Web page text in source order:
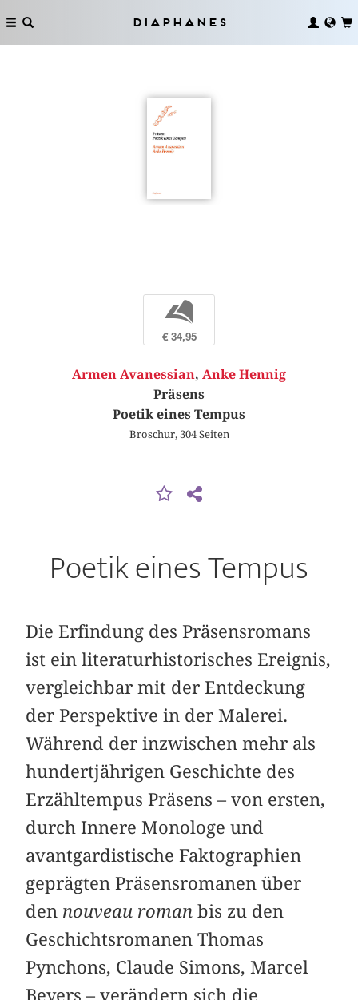
Diaphanes
b
€ 34,95
Armen Avanessian, Anke Hennig
Präsens
Poetik eines Tempus
Broschur, 304 Seiten
Poetik eines Tempus
Die Erfindung des Präsensromans
ist ein literaturhistorisches Ereignis,
vergleichbar mit der Entdeckung
der Perspektive in der Malerei.
Während der inzwischen mehr als
hundertjährigen Geschichte des
Erzähltempus Präsens – von ersten,
durch Innere Monologe und
avantgardistische Faktographien
geprägten Präsensromanen über
den nouveau roman bis zu den
Geschichts­romanen Thomas
Pynchons, Claude Simons, Marcel
Beyers – verändern sich die